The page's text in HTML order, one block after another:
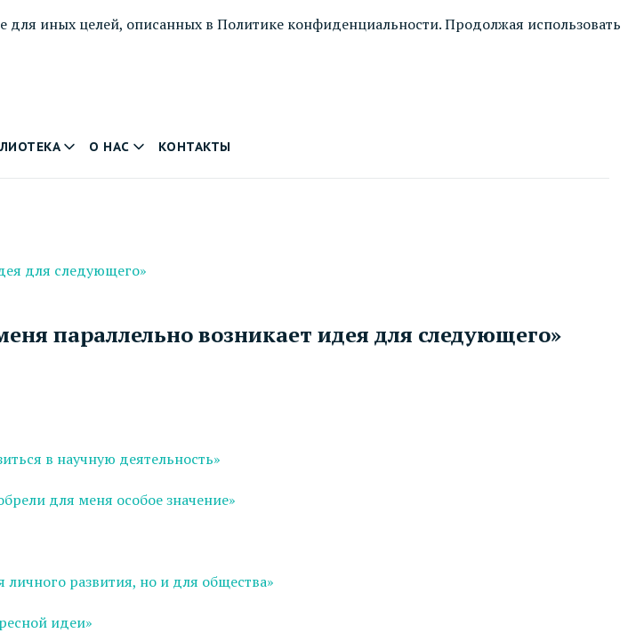
для иных целей, описанных в Политике конфиденциальности. Продолжая использовать
О НАС КОНТАКТЫ
для следующего»
параллельно возникает идея для следующего»
в научную деятельность»
для меня особое значение»
развития, но и для общества»
идеи»